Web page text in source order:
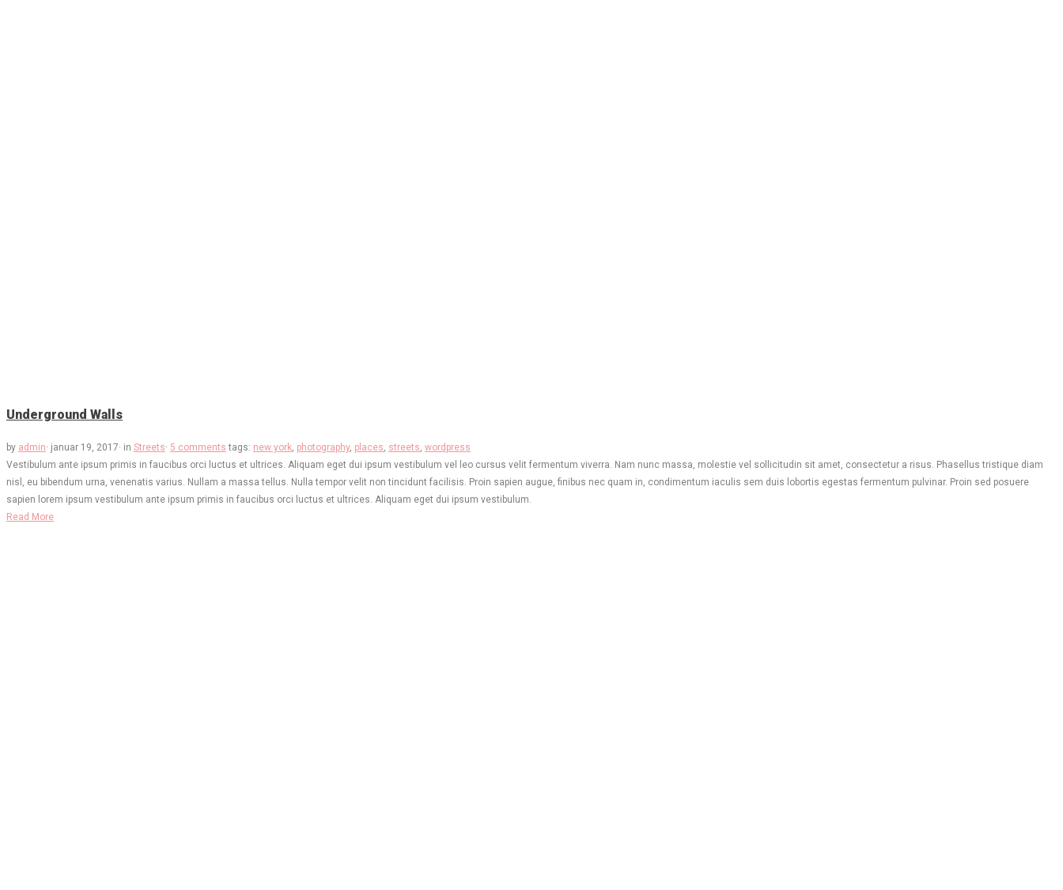
Underground Walls
by admin· januar 19, 2017· in Streets· 5 comments tags: new york, photography, places, streets, wordpress
Vestibulum ante ipsum primis in faucibus orci luctus et ultrices. Aliquam eget dui ipsum vestibulum vel leo cursus velit fermentum viverra. Nam nunc massa, molestie vel sollicitudin sit amet, consectetur a risus. Phasellus tristique diam
nisl, eu bibendum urna, venenatis varius. Nullam a massa tellus. Nulla tempor velit non tincidunt facilisis. Proin sapien augue, finibus nec quam in, condimentum iaculis sem duis lobortis egestas fermentum pulvinar. Proin sed posuere
sapien lorem ipsum vestibulum ante ipsum primis in faucibus orci luctus et ultrices. Aliquam eget dui ipsum vestibulum.
Read More